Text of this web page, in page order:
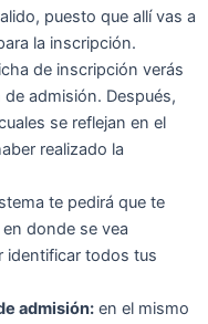
puesto que allí vas a
la inscripción.
de inscripción verás
admisión. Después,
se reflejan en el
realizado la
te pedirá que te
donde se vea
identificar todos tus
admisión: en el mismo